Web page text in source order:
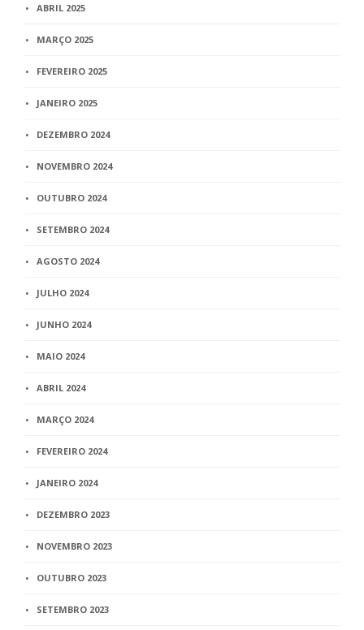
ABRIL 2025
MARÇO 2025
FEVEREIRO 2025
JANEIRO 2025
DEZEMBRO 2024
NOVEMBRO 2024
OUTUBRO 2024
SETEMBRO 2024
AGOSTO 2024
JULHO 2024
JUNHO 2024
MAIO 2024
ABRIL 2024
MARÇO 2024
FEVEREIRO 2024
JANEIRO 2024
DEZEMBRO 2023
NOVEMBRO 2023
OUTUBRO 2023
SETEMBRO 2023